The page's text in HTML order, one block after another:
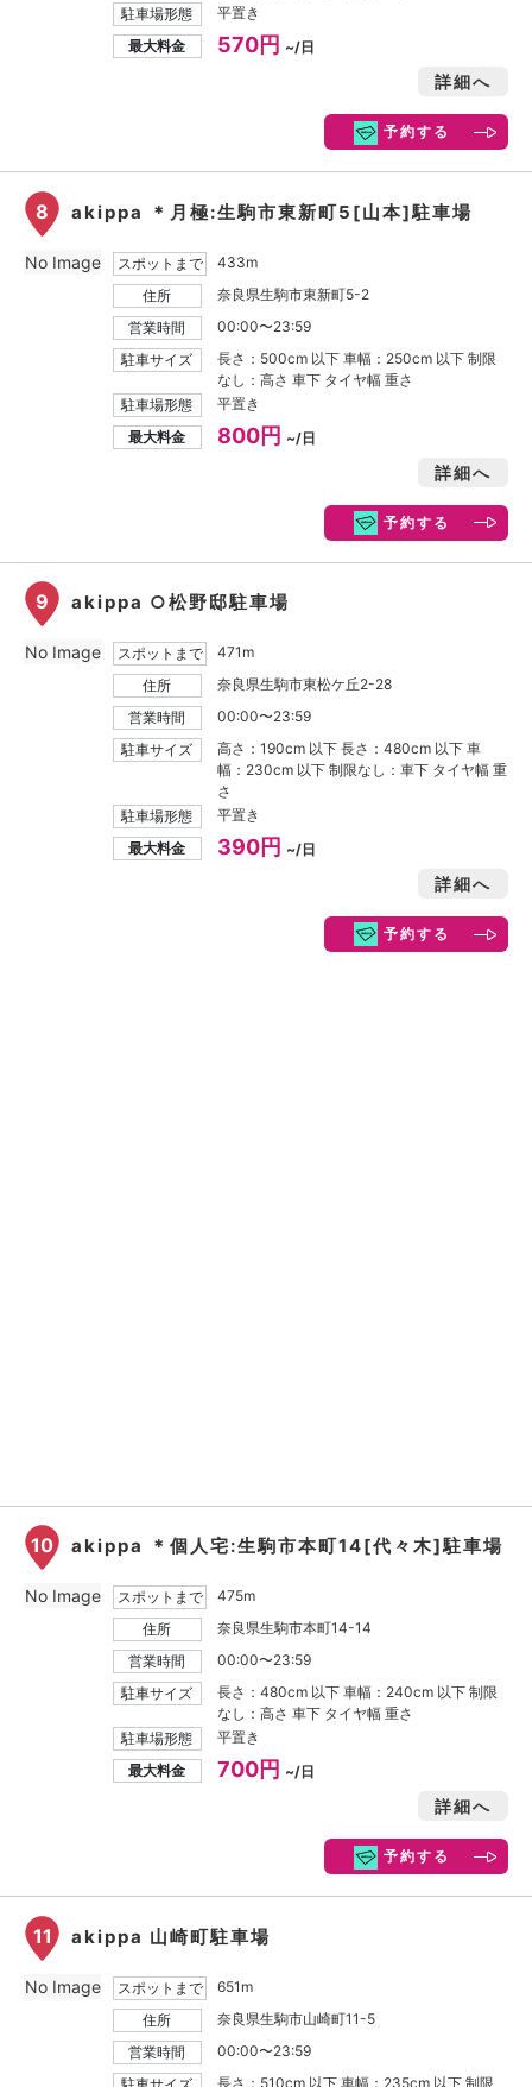
駐車場形態
平置き
最大料金
570円 ~/日
詳細へ
予約する
8 akippa ＊月極:生駒市東新町5[山本]駐車場
スポットまで
433m
住所
奈良県生駒市東新町5-2
営業時間
00:00〜23:59
駐車サイズ
長さ：500cm 以下 車幅：250cm 以下 制限
なし：高さ 車下 タイヤ幅 重さ
駐車場形態
平置き
最大料金
800円 ~/日
詳細へ
予約する
No Image
9 akippa ○松野邸駐車場
スポットまで
471m
住所
奈良県生駒市東松ケ丘2-28
営業時間
00:00〜23:59
駐車サイズ
高さ：190cm 以下 長さ：480cm 以下 車
幅：230cm 以下 制限なし：車下 タイヤ幅 重
さ
駐車場形態
平置き
最大料金
390円 ~/日
詳細へ
予約する
No Image
10 akippa ＊個人宅:生駒市本町14[代々木]駐車場
スポットまで
475m
住所
奈良県生駒市本町14-14
営業時間
00:00〜23:59
駐車サイズ
長さ：480cm 以下 車幅：240cm 以下 制限
なし：高さ 車下 タイヤ幅 重さ
駐車場形態
平置き
最大料金
700円 ~/日
詳細へ
予約する
No Image
11 akippa 山崎町駐車場
スポットまで
651m
住所
奈良県生駒市山崎町11-5
営業時間
00:00〜23:59
長さ：510cm 以下 車幅：235cm 以下 制限
No Image